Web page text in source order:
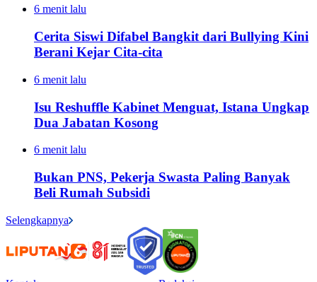
6 menit lalu
Cerita Siswi Difabel Bangkit dari Bullying Kini
Berani Kejar Cita-cita
6 menit lalu
Isu Reshuffle Kabinet Menguat, Istana Ungkap
Dua Jabatan Kosong
6 menit lalu
Bukan PNS, Pekerja Swasta Paling Banyak
Beli Rumah Subsidi
Selengkapnya